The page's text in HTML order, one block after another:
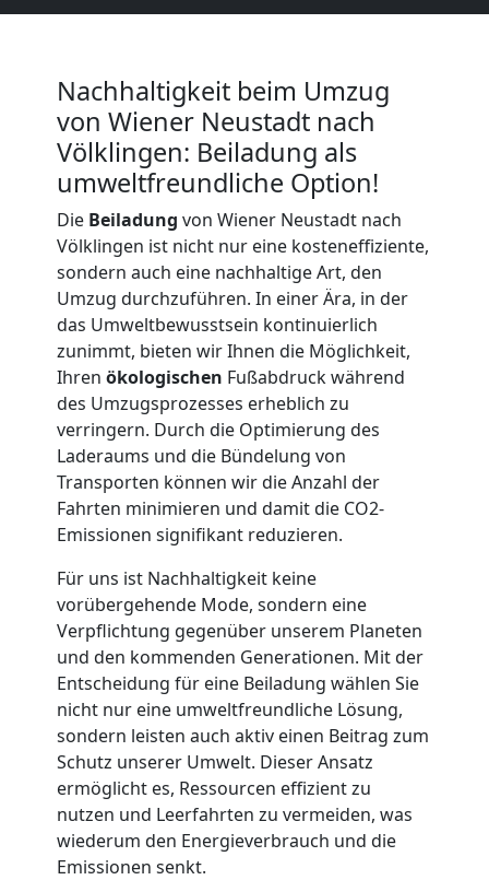
Nachhaltigkeit beim Umzug
von Wiener Neustadt nach
Völklingen: Beiladung als
umweltfreundliche Option!
Die Beiladung von Wiener Neustadt nach
Völklingen ist nicht nur eine kosteneffiziente,
sondern auch eine nachhaltige Art, den
Umzug durchzuführen. In einer Ära, in der
das Umweltbewusstsein kontinuierlich
zunimmt, bieten wir Ihnen die Möglichkeit,
Ihren ökologischen Fußabdruck während
des Umzugsprozesses erheblich zu
verringern. Durch die Optimierung des
Laderaums und die Bündelung von
Transporten können wir die Anzahl der
Fahrten minimieren und damit die CO2-
Emissionen signifikant reduzieren.
Für uns ist Nachhaltigkeit keine
vorübergehende Mode, sondern eine
Verpflichtung gegenüber unserem Planeten
und den kommenden Generationen. Mit der
Entscheidung für eine Beiladung wählen Sie
nicht nur eine umweltfreundliche Lösung,
sondern leisten auch aktiv einen Beitrag zum
Schutz unserer Umwelt. Dieser Ansatz
ermöglicht es, Ressourcen effizient zu
nutzen und Leerfahrten zu vermeiden, was
wiederum den Energieverbrauch und die
Emissionen senkt.
Neustadt
Kunsttransport
Wiener
Neustadt
Umzug
Wiener
Neustadt
Mann
LKW
Möbellift
Wiener
Neustadt